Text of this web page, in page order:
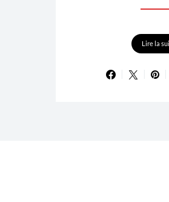
Lire la